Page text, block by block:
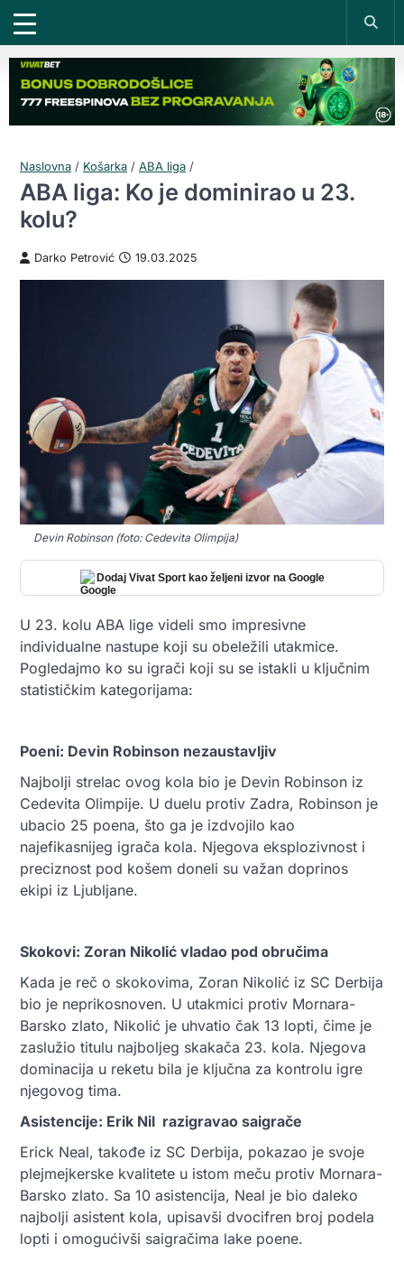
Naslovna / Košarka / ABA liga /
ABA liga: Ko je dominirao u 23.
kolu?
Darko Petrović 19.03.2025
Devin Robinson (foto: Cedevita Olimpija)
Dodaj Vivat Sport kao željeni izvor na Google
U 23. kolu ABA lige videli smo impresivne
individualne nastupe koji su obeležili utakmice.
Pogledajmo ko su igrači koji su se istakli u ključnim
statističkim kategorijama:
Poeni: Devin Robinson nezaustavljiv
Najbolji strelac ovog kola bio je Devin Robinson iz
Cedevita Olimpije. U duelu protiv Zadra, Robinson je
ubacio 25 poena, što ga je izdvojilo kao
najefikasnijeg igrača kola. Njegova eksplozivnost i
preciznost pod košem doneli su važan doprinos
ekipi iz Ljubljane.
Skokovi: Zoran Nikolić vladao pod obručima
Kada je reč o skokovima, Zoran Nikolić iz SC Derbija
bio je neprikosnoven. U utakmici protiv Mornara-
Barsko zlato, Nikolić je uhvatio čak 13 lopti, čime je
zaslužio titulu najboljeg skakača 23. kola. Njegova
dominacija u reketu bila je ključna za kontrolu igre
njegovog tima.
Asistencije: Erik Nil razigravao saigrače
Erick Neal, takođe iz SC Derbija, pokazao je svoje
plejmejkerske kvalitete u istom meču protiv Mornara-
Barsko zlato. Sa 10 asistencija, Neal je bio daleko
najbolji asistent kola, upisavši dvocifren broj podela
lopti i omogućivši saigračima lake poene.